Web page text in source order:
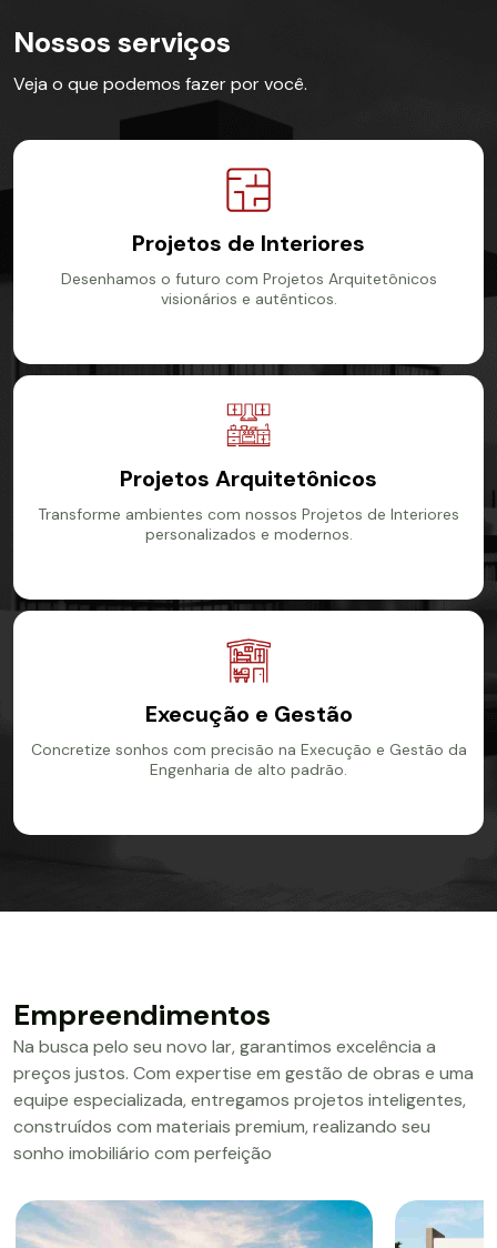
Nossos serviços
Veja o que podemos fazer por você.
Projetos de Interiores
Desenhamos o futuro com Projetos Arquitetônicos
visionários e autênticos.
Projetos Arquitetônicos
Transforme ambientes com nossos Projetos de Interiores
personalizados e modernos.
Execução e Gestão
Concretize sonhos com precisão na Execução e Gestão da
Engenharia de alto padrão.
Empreendimentos
Na busca pelo seu novo lar, garantimos excelência a
preços justos. Com expertise em gestão de obras e uma
equipe especializada, entregamos projetos inteligentes,
construídos com materiais premium, realizando seu
sonho imobiliário com perfeição